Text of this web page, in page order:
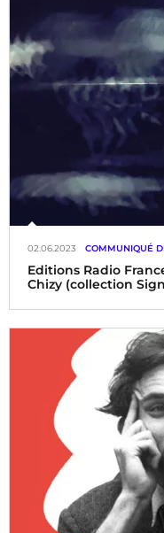
Editions Radio
Chizy (collection
02.06.2023 COMMUNIQUÉ